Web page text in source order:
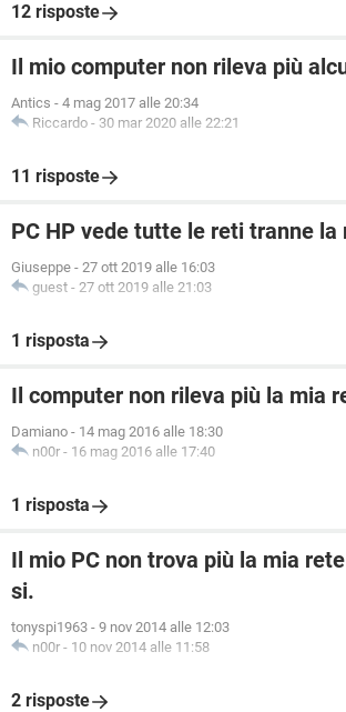
12 risposte
Il mio computer non rileva più
Antics - 4 mag 2017 alle 20:34
Riccardo - 30 mar 2020 alle 22:21
11 risposte
PC HP vede tutte le reti tranne la
Giuseppe - 27 ott 2019 alle 16:03
guest - 27 ott 2019 alle 21:03
1 risposta
Il computer non rileva più la mia
Damiano - 14 mag 2016 alle 18:30
n00r - 16 mag 2016 alle 17:40
1 risposta
Il mio PC non trova più la mia
si.
tonyspi1963 - 9 nov 2014 alle 12:03
n00r - 10 nov 2014 alle 11:58
2 risposte